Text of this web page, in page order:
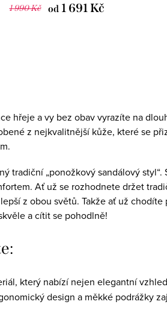
1 990 Kč od 1 691 Kč
hřeje a vy bez obav vyrazíte na
z nejkvalitnější kůže, které se
tradiční „ponožkový sandálový
Ať už se rozhodnete držet
z obou světů. Takže ať už
a cítit se pohodlně!
který nabízí nejen elegantní
design a měkké podrážky